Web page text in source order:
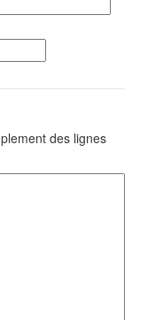
des lignes